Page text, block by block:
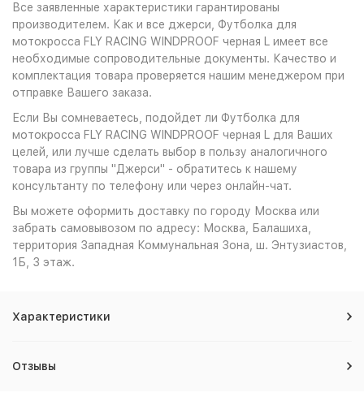
Все заявленные характеристики гарантированы
производителем. Как и все джерси, Футболка для
мотокросса FLY RACING WINDPROOF черная L имеет все
необходимые сопроводительные документы. Качество и
комплектация товара проверяется нашим менеджером при
отправке Вашего заказа.
Если Вы сомневаетесь, подойдет ли Футболка для
мотокросса FLY RACING WINDPROOF черная L для Ваших
целей, или лучше сделать выбор в пользу аналогичного
товара из группы "Джерси" - обратитесь к нашему
консультанту по телефону или через онлайн-чат.
Вы можете оформить доставку по городу Москва или
забрать самовывозом по адресу: Москва, Балашиха,
территория Западная Коммунальная Зона, ш. Энтузиастов,
1Б, 3 этаж.
Характеристики
Отзывы